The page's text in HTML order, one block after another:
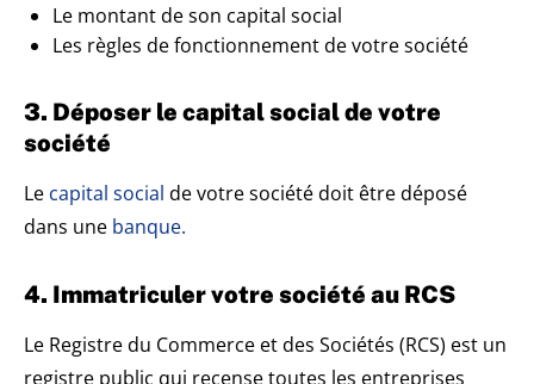
Le montant de son capital social
Les règles de fonctionnement de votre société
3. Déposer le capital social de votre
société
Le capital social de votre société doit être déposé
dans une banque.
4. Immatriculer votre société au RCS
Le Registre du Commerce et des Sociétés (RCS) est un
registre public qui recense toutes les entreprises